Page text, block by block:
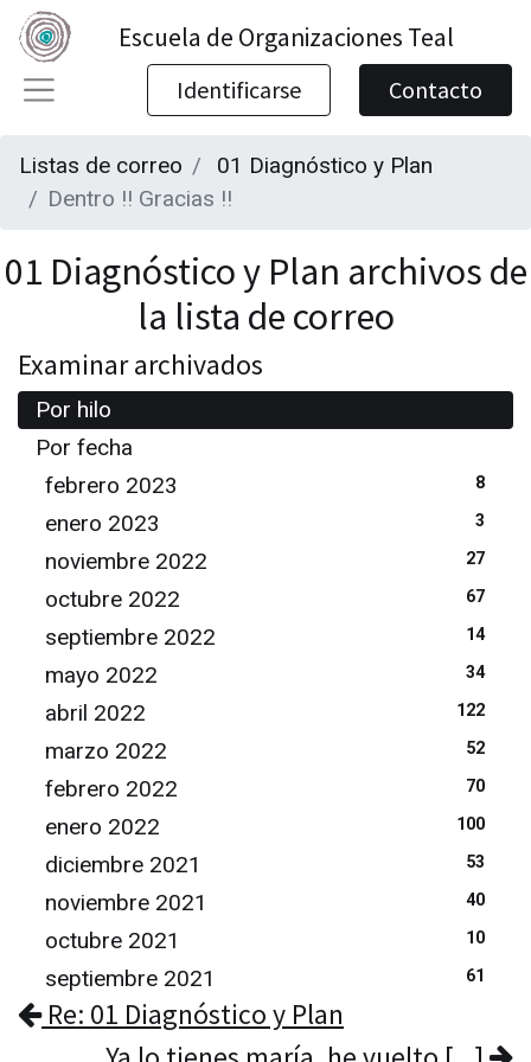
Escuela de Organizaciones Teal
Identificarse Contacto
Listas de correo
01 Diagnóstico y Plan
Dentro !! Gracias !!
01 Diagnóstico y Plan archivos de
la lista de correo
Examinar archivados
Por hilo
Por fecha
febrero 2023
8
enero 2023 3
noviembre 2022 27
octubre 2022 67
septiembre 2022 14
mayo 2022 34
abril 2022 122
marzo 2022 52
febrero 2022 70
enero 2022 100
diciembre 2021 53
noviembre 2021 40
octubre 2021 10
septiembre 2021 61
Re: 01 Diagnóstico y Plan